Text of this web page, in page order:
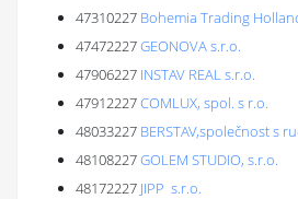
47310227 Bohemia Trading
47472227GEONOVA s.r.o.
47906227 INSTAV REAL s.r.o.
47912227COMLUX, spol. s r.o.
48033227 BERSTAV,společnost s
48108227GOLEM STUDIO, s.r.o.
48172227 JIPP s.r.o.